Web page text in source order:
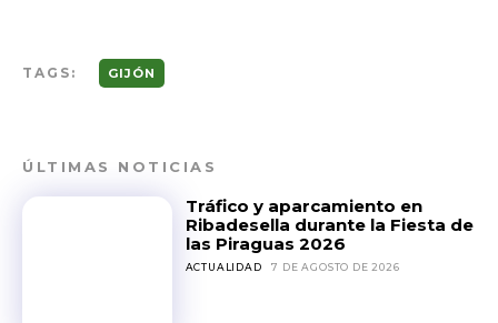
TAGS: GIJÓN
ÚLTIMAS NOTICIAS
Tráfico y aparcamiento en
Ribadesella durante la Fiesta de
las Piraguas 2026
ACTUALIDAD 7 DE AGOSTO DE 2026